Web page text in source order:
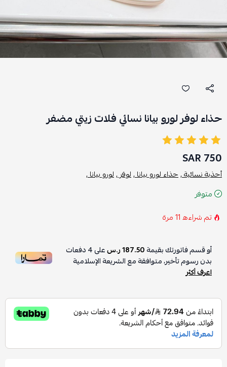
حذاء لوفر لورو بيانا نسائي فلات زيتي مضفر
750 SAR
أحذية نسائية ,حذاء لورو بيانا ,لوفر ,لورو بيانا ,
متوفر
تم شراءه11مرة
أو قسم فاتورتك بقيمة187.50 ر.س على4دفعات
بدون رسوم تأخير، متوافقة مع الشريعة الإسلامية
اعرف أكثر